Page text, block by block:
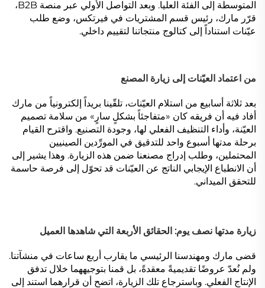
المتوسطة إلى الفئة العليا. وبعد التواصل الأولي عبر منصة B2B،
قرّر مارك، رئيس قسم المشتريات في فيرتكس، وضع طلب
عيّنات استناداً إلى كتالوج منتجاتنا لتقييم داخلي.
من اعتماد العيّنات إلى زيارة المصنع
بعد ثلاثة أسابيع من استلام العيّنات، تلقّينا بريداً إلكترونياً من مارك
أفاد فيه أن فريقه كان «متفاجئاً بشكلٍ سارٍ» من سلامة تصميم
العيّنة، وأداء التنظيف الفعلي لها، وجودة التصنيع. واقترح القيام
برحلة مدتها أسبوع واحد للتدقيق في المورِّدين الصينيين
المحتملين، وطلب إدراج مصنعنا ضمن هذه الزيارة. وهذا يشير إلى
أن الانطباع الإيجابي الناتج عن العيّنات قد تحوّل إلى فرصة حاسمة
للتحقق الميداني.
زيارة مدتها نصف يوم: الحقائق الأربعة التي شاهدها العميل
قضى مارك ومهندسنا الرئيسي ما يقارب أربع ساعات في منشآتنا.
ولم نُعدّ عروضًا تقديميةً معقدةً، بل قمنا بتوجيههما خلال تدفق
الإنتاج الفعلي. وباسترجاع تلك الزيارة، اتضح أن قرارهما استند إلى